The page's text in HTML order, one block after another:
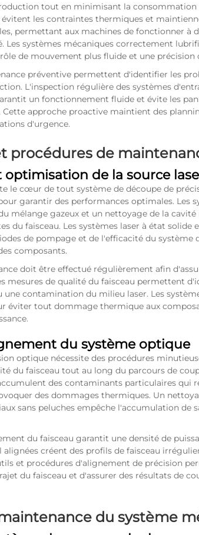
tout en minimisant la consommation
les contraintes thermiques et
permettant aux machines de fonctionner à
Les systèmes mécaniques correctement
de mouvement plus fluide et une
préventive permettent d'identifier les
L'inspection régulière des systèmes
un fonctionnement fluide et évite les
Cette approche proactive maintient des
d'urgence.
procédures de
optimisation de la source
le cœur de tout système de découpe de
garantir des performances optimales. Les
mélange gazeux et un nettoyage de la
du faisceau. Les systèmes laser à état solide
de pompage et de l'efficacité du
composants.
doit être effectué régulièrement afin
mesures de qualité du faisceau permettent
contamination du milieu laser. Les
éviter tout dommage thermique aux
du système optique
optique nécessite des procédures
du faisceau tout au long du parcours de
des contaminants particulaires qui
des dommages thermiques. Un
sans peluches empêche l'accumulation de
du faisceau garantit une densité de
alignées créent des profils de faisceau
et procédures d'alignement de précision
du faisceau et d'assurer des résultats de
du système